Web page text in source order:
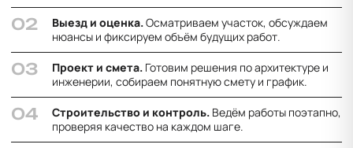
Выезд и оценка.Осматриваем участок, обсуждаем
нюансы и фиксируем объём будущих работ.
Проект и смета. Готовим решения по архитектуре и
инженерии, собираем понятную смету и график.
Строительство и контроль. Ведём работы поэтапно,
проверяя качество на каждом шаге.